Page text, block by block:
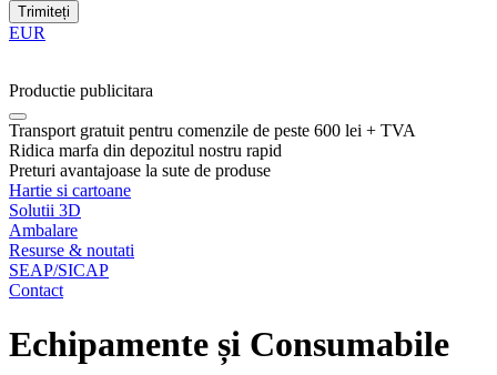
Trimiteți
EUR
Productie publicitara
Transport gratuit pentru comenzile de peste 600 lei + TVA
Ridica marfa din depozitul nostru rapid
Preturi avantajoase la sute de produse
Hartie si cartoane
Solutii 3D
Ambalare
Resurse & noutati
SEAP/SICAP
Contact
Echipamente și Consumabile